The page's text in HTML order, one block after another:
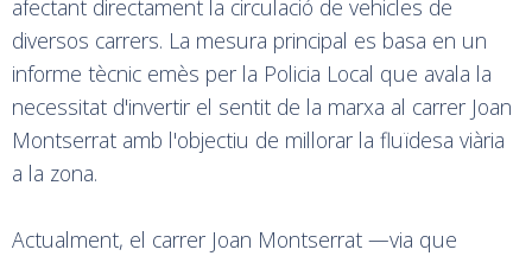
afectant directament la circulació de vehicles de
diversos carrers. La mesura principal es basa en un
informe tècnic emès per la Policia Local que avala la
necessitat d'invertir el sentit de la marxa al carrer Joan
Montserrat amb l'objectiu de millorar la fluïdesa viària
a la zona.
Actualment, el carrer Joan Montserrat —via que